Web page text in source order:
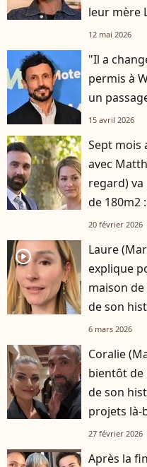
leur mère
12 mai 2026
"Il a
permis à
un
15 avril 2026
Sept mois
avec
regard)
de 180m2
logement
20 février 2026
player2
Laure
explique
maison de
de son
6 mars 2026
Coralie
bientôt de
de son
projets là-
27 février 2026
Après la